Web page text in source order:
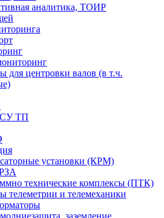
аналитика, ТОИР
для центровки валов (в т.ч.
ТП
установки (КРМ)
технические комплексы (ПТК)
телеметрии и телемеханики